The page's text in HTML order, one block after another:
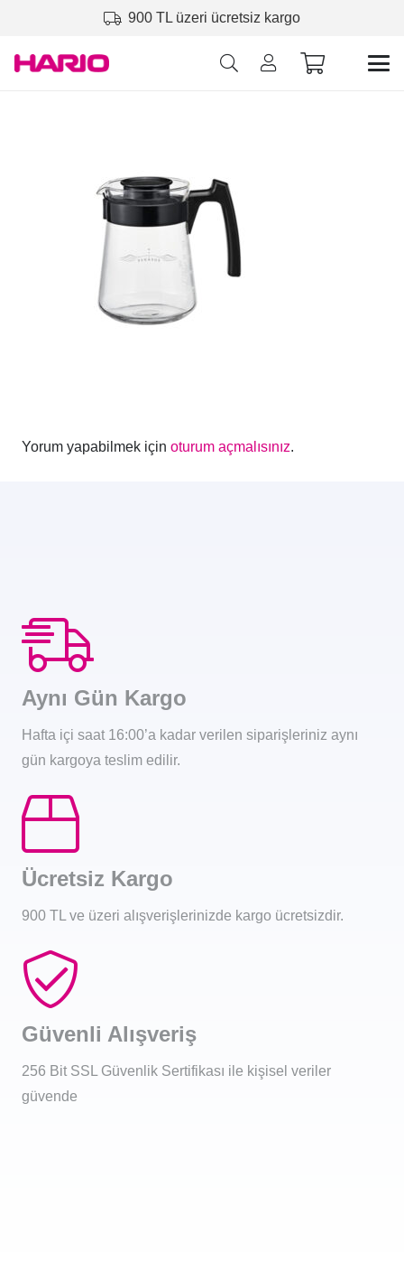
900 TL üzeri ücretsiz kargo
Yorum yapabilmek için oturum açmalısınız.
Aynı Gün Kargo
Hafta içi saat 16:00’a kadar verilen siparişleriniz aynı
gün kargoya teslim edilir.
Ücretsiz Kargo
900 TL ve üzeri alışverişlerinizde kargo ücretsizdir.
Güvenli Alışveriş
256 Bit SSL Güvenlik Sertifikası ile kişisel veriler
güvende